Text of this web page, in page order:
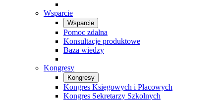
Wsparcie
Wsparcie
Pomoc zdalna
Konsultacje produktowe
Baza wiedzy
Kongresy
Kongresy
Kongres Księgowych i Płacowych
Kongres Sekretarzy Szkolnych